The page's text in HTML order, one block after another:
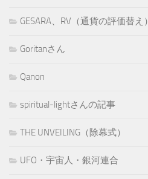
GESARA、RV（通貨の評価替え）
Goritanさん
Qanon
spiritual-lightさんの記事
THE UNVEILING（除幕式）
UFO・宇宙人・銀河連合